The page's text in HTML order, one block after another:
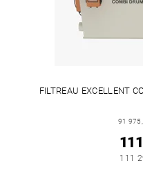
FILTREAU EXCELLENT
91
111